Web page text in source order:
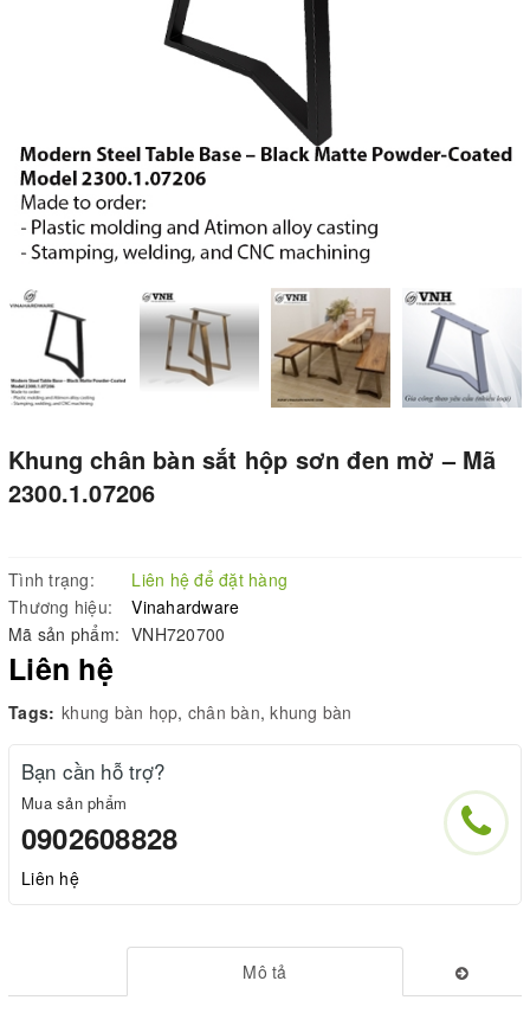
Khung chân bàn sắt hộp sơn đen mờ – Mã
2300.1.07206
Tình trạng:
Liên hệ để đặt hàng
Thương hiệu:
Vinahardware
Mã sản phẩm: VNH720700
Liên hệ
Tags: khung bàn họp, chân bàn,khung bàn
Bạn cần hỗ trợ?
Mua sản phẩm
0902608828
Liên hệ
Mô tả